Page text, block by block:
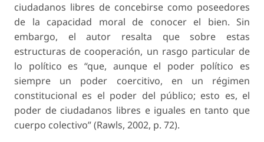
ciudadanos libres de concebirse como poseedores
de la capacidad moral de conocer el bien. Sin
embargo, el autor resalta que sobre estas
estructuras de cooperación, un rasgo particular de
lo político es “que, aunque el poder político es
siempre un poder coercitivo, en un régimen
constitucional es el poder del público; esto es, el
poder de ciudadanos libres e iguales en tanto que
cuerpo colectivo” (Rawls, 2002, p. 72).